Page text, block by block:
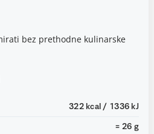
bez prethodne kulinarske
322 kcal / 1336 kJ
= 26 g